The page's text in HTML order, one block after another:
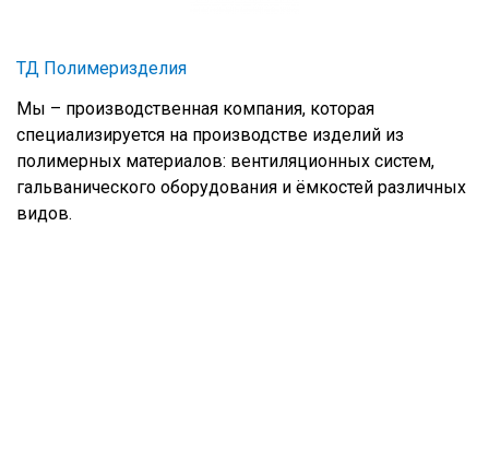
ТД Полимеризделия
Мы – производственная компания, которая
специализируется на производстве изделий из
полимерных материалов: вентиляционных систем,
гальванического оборудования и ёмкостей различных
видов.